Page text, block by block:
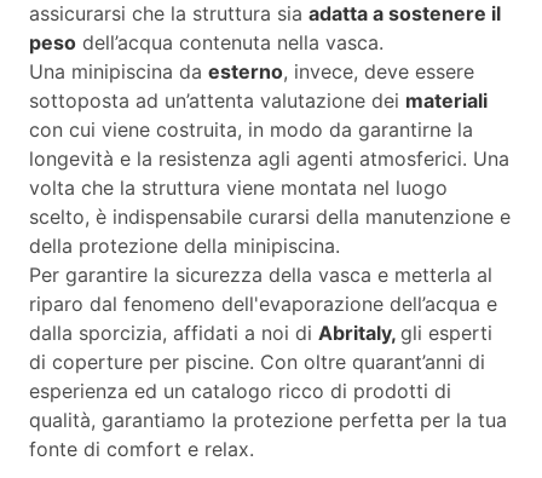
assicurarsi che la struttura sia adatta a sostenere il
peso dell’acqua contenuta nella vasca.
Una minipiscina da esterno, invece, deve essere
sottoposta ad un’attenta valutazione dei materiali
con cui viene costruita, in modo da garantirne la
longevità e la resistenza agli agenti atmosferici. Una
volta che la struttura viene montata nel luogo
scelto, è indispensabile curarsi della manutenzione e
della protezione della minipiscina.
Per garantire la sicurezza della vasca e metterla al
riparo dal fenomeno dell'evaporazione dell’acqua e
dalla sporcizia, affidati a noi di Abritaly, gli esperti
di coperture per piscine. Con oltre quarant’anni di
esperienza ed un catalogo ricco di prodotti di
qualità, garantiamo la protezione perfetta per la tua
fonte di comfort e relax.